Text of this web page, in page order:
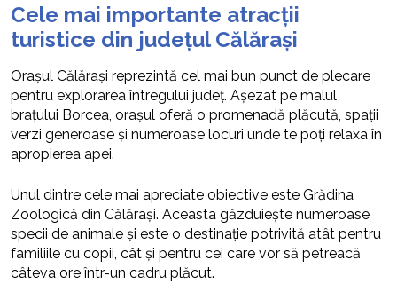
Cele mai importante atracții
turistice din județul Călărași
Orașul Călărași reprezintă cel mai bun punct de plecare
pentru explorarea întregului județ. Așezat pe malul
brațului Borcea, orașul oferă o promenadă plăcută, spații
verzi generoase și numeroase locuri unde te poți relaxa în
apropierea apei.
Unul dintre cele mai apreciate obiective este Grădina
Zoologică din Călărași. Aceasta găzduiește numeroase
specii de animale și este o destinație potrivită atât pentru
familiile cu copii, cât și pentru cei care vor să petreacă
câteva ore într-un cadru plăcut.